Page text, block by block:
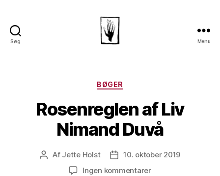
Søg Menu
Kategorier
BØGER
Rosenreglen af Liv
Nimand Duvå
Indlægsforfatter
Af Jette Holst Indlægsdato
10. oktober 2019
Ingen kommentarertil